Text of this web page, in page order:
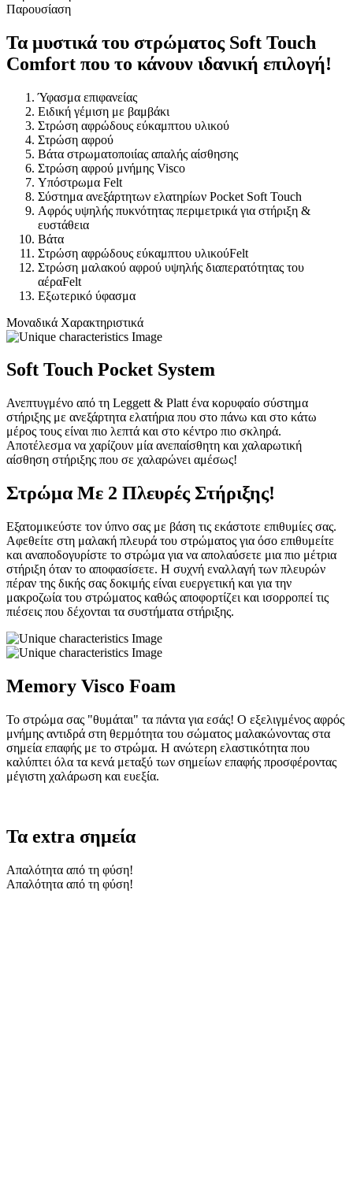
Παρουσίαση
Τα μυστικά του στρώματος Soft Touch
Comfort που το κάνουν ιδανική επιλογή!
Ύφασμα επιφανείας
Ειδική γέμιση με βαμβάκι
Στρώση αφρώδους εύκαμπτου υλικού
Στρώση αφρού
Βάτα στρωματοποιίας απαλής αίσθησης
Στρώση αφρού μνήμης Visco
Υπόστρωμα Felt
Σύστημα ανεξάρτητων ελατηρίων Pocket Soft Touch
Αφρός υψηλής πυκνότητας περιμετρικά για στήριξη &
ευστάθεια
Βάτα
Στρώση αφρώδους εύκαμπτου υλικούFelt
Στρώση μαλακού αφρού υψηλής διαπερατότητας του
αέραFelt
Εξωτερικό ύφασμα
Μοναδικά Χαρακτηριστικά
Soft Touch Pocket System
Ανεπτυγμένο από τη Leggett & Platt ένα κορυφαίο σύστημα
στήριξης με ανεξάρτητα ελατήρια που στο πάνω και στο κάτω
μέρος τους είναι πιο λεπτά και στο κέντρο πιο σκληρά.
Αποτέλεσμα να χαρίζουν μία ανεπαίσθητη και χαλαρωτική
αίσθηση στήριξης που σε χαλαρώνει αμέσως!
Στρώμα Με 2 Πλευρές Στήριξης!
Εξατομικεύστε τον ύπνο σας με βάση τις εκάστοτε επιθυμίες σας.
Αφεθείτε στη μαλακή πλευρά του στρώματος για όσο επιθυμείτε
και αναποδογυρίστε το στρώμα για να απολαύσετε μια πιο μέτρια
στήριξη όταν το αποφασίσετε. Η συχνή εναλλαγή των πλευρών
πέραν της δικής σας δοκιμής είναι ευεργετική και για την
μακροζωία του στρώματος καθώς αποφορτίζει και ισορροπεί τις
πιέσεις που δέχονται τα συστήματα στήριξης.
Memory Visco Foam
Το στρώμα σας "θυμάται" τα πάντα για εσάς! Ο εξελιγμένος αφρός
μνήμης αντιδρά στη θερμότητα του σώματος μαλακώνοντας στα
σημεία επαφής με το στρώμα. Η ανώτερη ελαστικότητα που
καλύπτει όλα τα κενά μεταξύ των σημείων επαφής προσφέροντας
μέγιστη χαλάρωση και ευεξία.
Τα extra σημεία
Απαλότητα από τη φύση!
Απαλότητα από τη φύση!